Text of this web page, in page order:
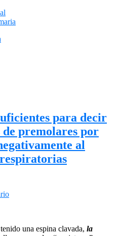
para decir
de premolares por
al
una espina clavada, la